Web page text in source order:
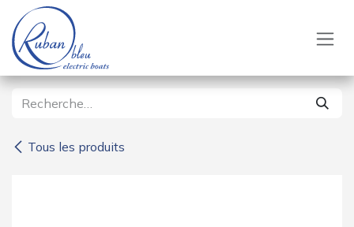
Se rendre au contenu
Tous les produits